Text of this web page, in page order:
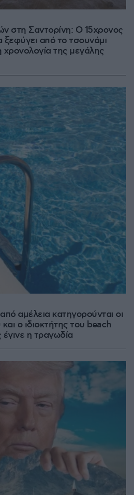
στη Σαντορίνη: Ο 15χρονος
από το τσουνάμι
χρονολογία της μεγάλης
αμέλεια κατηγορούνται οι
ο ιδιοκτήτης του beach
η τραγωδία